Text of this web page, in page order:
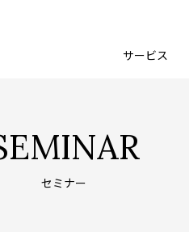
サービス
セミナー